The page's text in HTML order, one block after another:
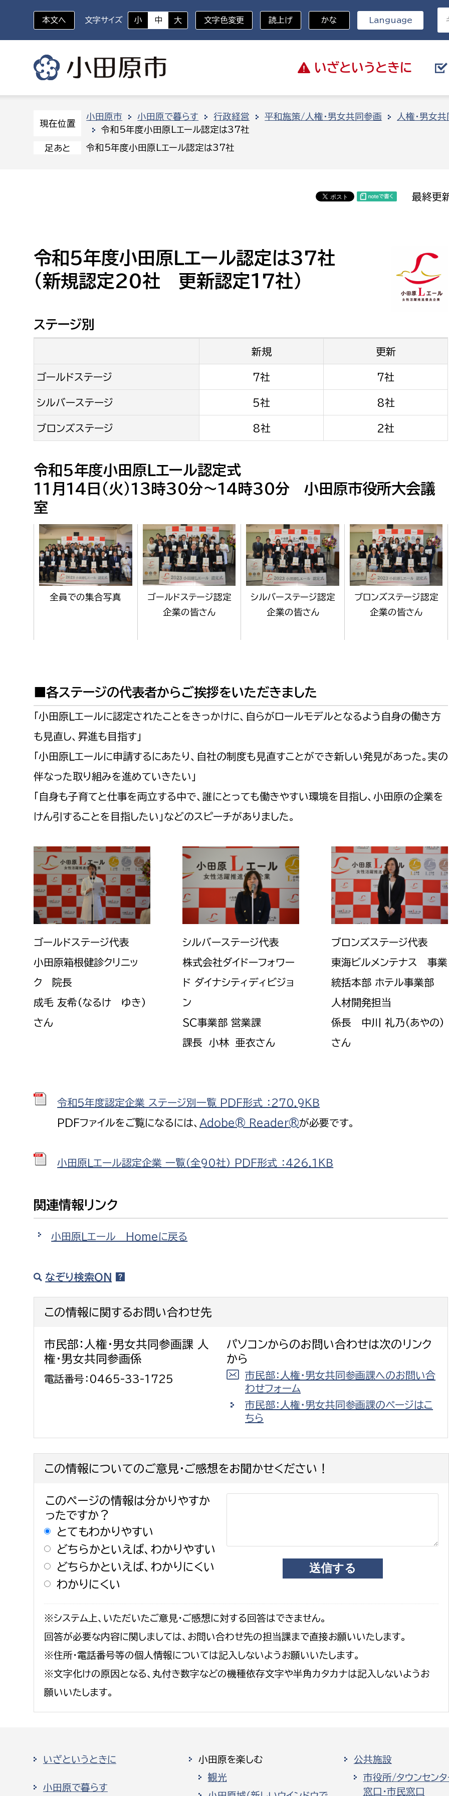
いざと いうときに
いざというときに
休日救急外来 防災・ハザードマップ
対象者を選択
新生児・乳幼児
若者
高齢者
傷病者
労働者
求職者
外国人
ペット
分野を選択
福祉・健康
都市基盤
文化・生涯学習
行政経営
病院
市議会
組織から探す
財産管理課
地域政策課
地域安全課
戸籍住民課
生涯学習課
文化財課
図書館
スポーツ課
小田原城総合管理事
福祉健康部
生活援護課
高齢介護課
障がい福祉課
保険課
健康づくり課
子ども若者支援課
保育課
経済部
農政課
建設部
建設政策課
建築課
会計管理者
出納室
市立総合医療センタ
患者サポートセンター
病院管理局：経営管
上下水道局
水道整備課
下水道整備課
教育指導課
農業委員会事務局
農業委員会事務局
議会局
議会総務課
本文へ 文字サイズ 小 中 大 文字色変更 読上げ かな Language
現在位置
小田原市 小田原で暮らす 行政経営 平和施策/人権・男女共同参画
人権・男女
令和5年度小田原Lエール認定は37社
足あと 令和5年度小田原Lエール認定は37社
最終更
令和5年度小田原Ｌエール認定は37社
（新規認定20社 更新認定17社）
ステージ別
新規 更新
ゴールドステージ 7社 7社
シルバーステージ 5社 8社
ブロンズステージ 8社 2社
令和5年度小田原Ｌエール認定式
11月14日(火)13時30分～14時30分 小田原市役所大会議
室
全員での集合写真
ゴールドステージ認定
企業の皆さん
シルバーステージ認定
企業の皆さん
ブロンズステージ認定
企業の皆さん
■各ステージの代表者からご挨拶をいただきました
「小田原Ｌエールに認定されたことをきっかけに、自らがロールモデルとなるよう自身の働き方
も見直し、昇進も目指す」
「小田原Ｌエールに申請するにあたり、自社の制度も見直すことができ新しい発見があった。実の
伴なった取り組みを進めていきたい」
「自身も子育てと仕事を両立する中で、誰にとっても働きやすい環境を目指し、小田原の企業を
けん引することを目指したい」などのスピーチがありました。
ゴールドステージ代表
小田原箱根健診クリニッ
ク 院長
成毛 友希（なるけ ゆき）
さん
シルバーステージ代表
株式会社ダイドーフォワー
ド ダイナシティディビジョ
ン
SC事業部 営業課
課長 小林 亜衣さん
ブロンズステージ代表
東海ビルメンテナス 事業
統括本部 ホテル事業部
人材開発担当
係長 中川 礼乃（あやの）
さん
令和５年度認定企業 ステージ別一覧 PDF形式 ：270.9ＫＢ
PDFファイルをご覧になるには、 Adobe® Reader®が必要です。
小田原Ｌエール認定企業 一覧（全90社） PDF形式 ：426.1ＫＢ
関連情報リンク
小田原Ｌエール Homeに戻る
なぞり検索ON
この情報に関するお問い合わせ先
市民部：人権・男女共同参画課 人
権・男女共同参画係
電話番号：0465-33-1725
パソコンからのお問い合わせは次のリンク
から
市民部：人権・男女共同参画課へのお問い合
わせフォーム
市民部：人権・男女共同参画課のページはこ
ちら
この情報についてのご意見・ご感想をお聞かせください！
このページの情報は分かりやすか
ったですか？
とてもわかりやすい
どちらかといえば、わかりやすい
どちらかといえば、わかりにくい
わかりにくい
※システム上、いただいたご意見・ご感想に対する回答はできません。
回答が必要な内容に関しましては、お問い合わせ先の担当課まで直接お願いいたします。
※住所・電話番号等の個人情報については記入しないようお願いいたします。
※文字化けの原因となる、丸付き数字などの機種依存文字や半角カタカナは記入しないようお
願いいたします。
いざというときに
小田原で暮らす
小田原を楽しむ
観光
公共施設
市役所/タウンセン
窓口・市民窓口